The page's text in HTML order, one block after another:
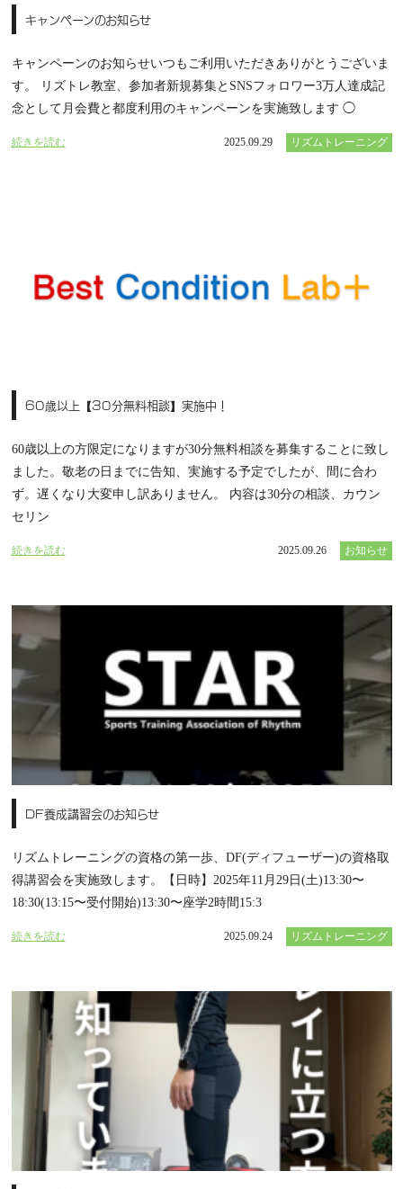
キャンペーンのお知らせ
キャンペーンのお知らせいつもご利用いただきありがとうございま
す。 リズトレ教室、参加者新規募集とSNSフォロワー3万人達成記
念として月会費と都度利用のキャンペーンを実施致します ◯
続きを読む 2025.09.29 リズムトレーニング
60歳以上【30分無料相談】実施中！
60歳以上の方限定になりますが30分無料相談を募集することに致し
ました。敬老の日までに告知、実施する予定でしたが、間に合わ
ず。遅くなり大変申し訳ありません。 内容は30分の相談、カウン
セリン
続きを読む 2025.09.26 お知らせ
DF養成講習会のお知らせ
リズムトレーニングの資格の第一歩、DF(ディフューザー)の資格取
得講習会を実施致します。【日時】2025年11月29日(土)13:30〜
18:30(13:15〜受付開始)13:30〜座学2時間15:3
続きを読む 2025.09.24 リズムトレーニング